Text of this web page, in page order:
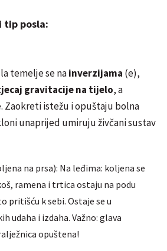
tip posla:
temelje se nainverzijama (e),
gravitacije na tijelo, a
Zaokreti istežu i opuštaju bolna
unaprijed umiruju živčani sustav
na prsa): Na leđima: koljena se
ramena i trtica ostaju na podu
pritišću k sebi. Ostaje se u
udaha i izdaha. Važno: glava
opuštena!